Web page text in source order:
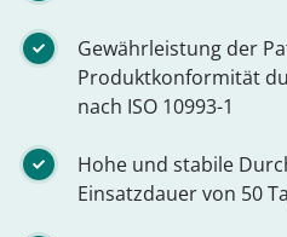
Gewährleistung der
Produktkonformität
nach ISO 10993-1
Hohe und stabile
Einsatzdauer von 50